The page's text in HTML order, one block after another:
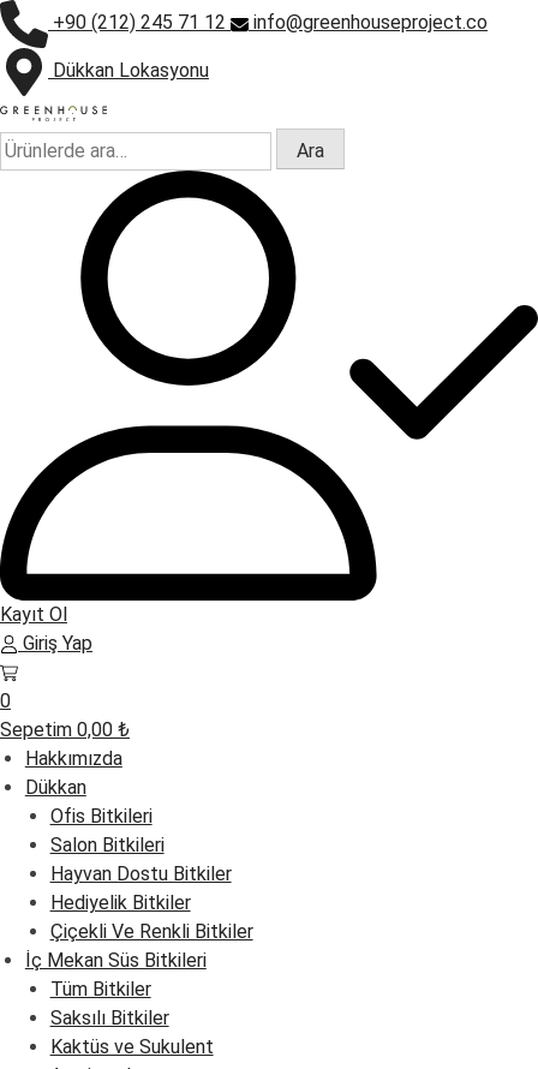
+90 (212) 245 71 12 info@greenhouseproject.co
Dükkan Lokasyonu
Ara: Ara
Kayıt Ol
Giriş Yap
0
Sepetim 0,00 ₺
Hakkımızda
Dükkan
Ofis Bitkileri
Salon Bitkileri
Hayvan Dostu Bitkiler
Hediyelik Bitkiler
Çiçekli Ve Renkli Bitkiler
İç Mekan Süs Bitkileri
Tüm Bitkiler
Saksılı Bitkiler
Kaktüs ve Sukulent